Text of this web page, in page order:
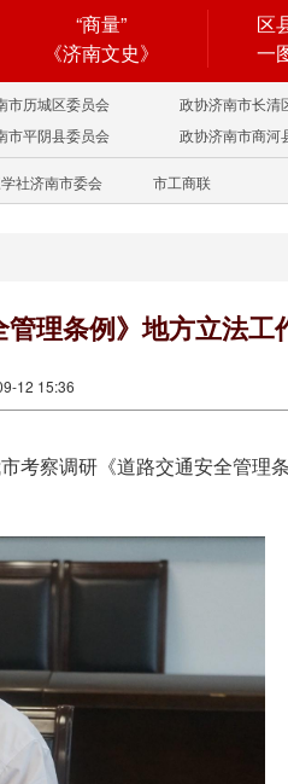
“商量”
《济南文史》
区
一
市历城区委员会
政协济南市长清
市平阴县委员会 政协济南市商河
社济南市委会 市工商联
理条例》地方立法工
12 15:36
考察调研《道路交通安全管理